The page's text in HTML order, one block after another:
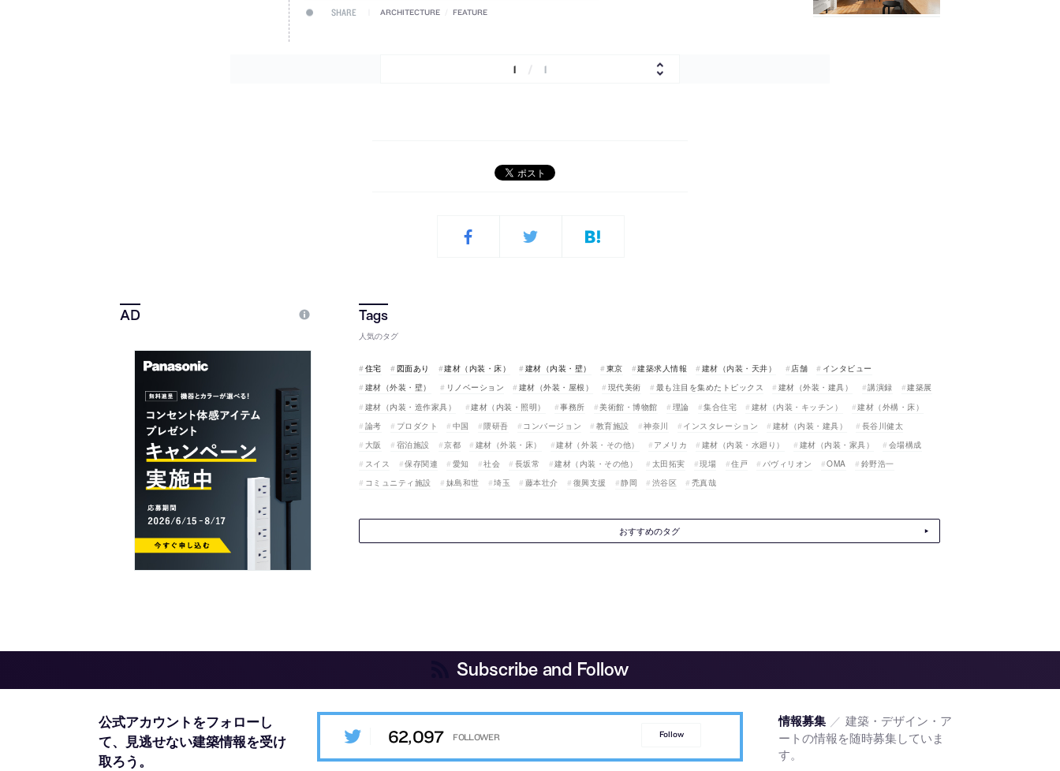
SHARE ARCHITECTURE FEATURE
1 / 1
人気のタグ
住宅 図面あり 建材（内装・床） 建材（内装・壁） 東京 建築求人情報 建材（内装・天井） 店舗
インタビュー
建材（外装・壁）
リノベーション 建材（外装・屋根） 現代美術 最も注目を集めたトピックス 建材（外装・建具） 講演録
建築展
建材（内装・造作家具）
建材（内装・照明） 事務所 美術館・博物館 理論 集合住宅 建材（内装・キッチン）
建材（外構・床）
論考
プロダクト 中国 隈研吾 コンバージョン 教育施設 神奈川 インスタレーション 建材（内装・建具）
長谷川健太
大阪
宿泊施設 京都 建材（外装・床） 建材（外装・その他） アメリカ 建材（内装・水廻り） 建材（内装・家具）
会場構成
スイス
保存関連 愛知 社会 長坂常 建材（内装・その他） 太田拓実 現場 住戸 パヴィリオン OMA
鈴野浩一
コミュニティ施設
妹島和世 埼玉 藤本壮介 復興支援 静岡 渋谷区 禿真哉
おすすめのタグ
Subscribe and Follow
公式アカウントをフォローし
て、
見逃せない建築情報を受け
取ろう。
62,097 Follow
情報募集 ／ 建築・デザイン・ア
ートの情報を随時募集していま
す。